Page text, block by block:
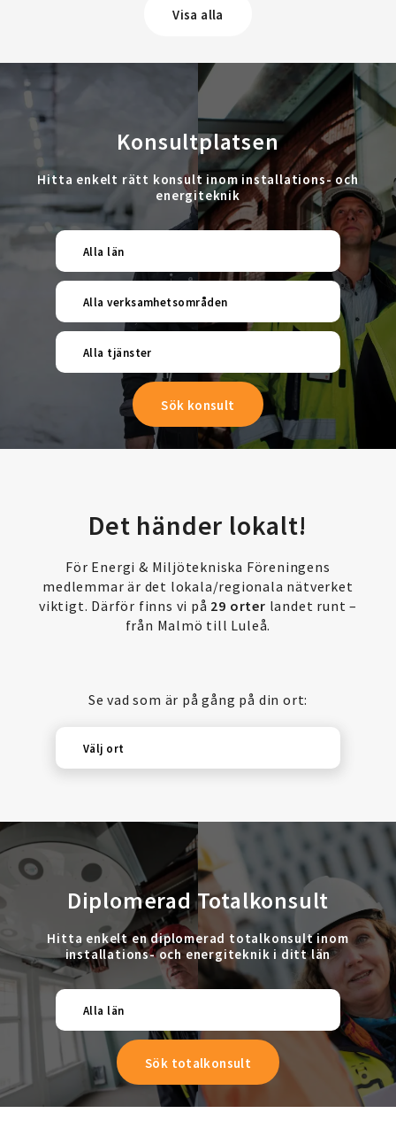
Visa alla
Konsultplatsen
Hitta enkelt rätt konsult inom installations- och
energiteknik
Alla län
Alla verksamhetsområden
Alla tjänster
Det händer lokalt!
För Energi & Miljötekniska Föreningens
medlemmar är det lokala/regionala nätverket
viktigt. Därför finns vi på 29 orter landet runt –
från Malmö till Luleå.
Se vad som är på gång på din ort:
Välj ort
Diplomerad Totalkonsult
Hitta enkelt en diplomerad totalkonsult inom
installations- och energiteknik i ditt län
Alla län